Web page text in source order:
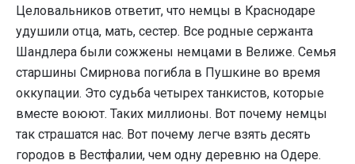
Целовальников ответит, что немцы в Краснодаре
удушили отца, мать, сестер. Все родные сержанта
Шандлера были сожжены немцами в Велиже. Семья
старшины Смирнова погибла в Пушкине во время
оккупации. Это судьба четырех танкистов, которые
вместе воюют. Таких миллионы. Вот почему немцы
так страшатся нас. Вот почему легче взять десять
городов в Вестфалии, чем одну деревню на Одере.